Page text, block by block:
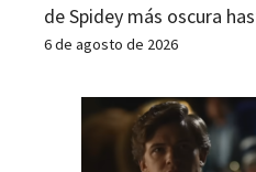
de Spidey más oscura
6 de agosto de 2026